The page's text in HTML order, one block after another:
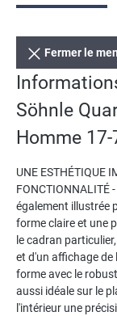
Fermer le
Söhnle
Homme
UNE ESTHÉTIQUE
FONCTIONNALITÉ
également illustrée
forme claire et une
le cadran
et d'un affichage de
forme avec le
aussi idéale sur le
l'intérieur une